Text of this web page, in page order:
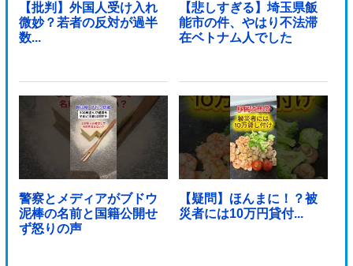
【批判】外国人受け入れ
微妙？若者の反対が過半
数...
【悲しすぎる】埼玉県飯
能市の件、やはり不法滞
在ベトナム人でした
警察とメディアがブドウ
泥棒の名前と国籍公開せ
ず怒りの声
【疑問】ほんまに！？被
災者には10万円貸付...